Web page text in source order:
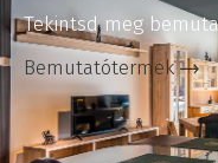
Tekintsd meg
Bemutatótermek